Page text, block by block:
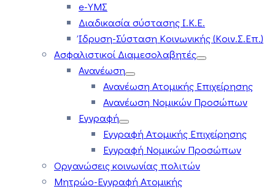
e-ΥΜΣ
Διαδικασία σύστασης Ι.Κ.Ε.
Ίδρυση-Σύσταση Κοινωνικής (Κοιν.Σ.Επ.)
Ασφαλιστικοί Διαμεσολαβητές
Ανανέωση
Ανανέωση Ατομικής Επιχείρησης
Ανανέωση Νομικών Προσώπων
Εγγραφή
Εγγραφή Ατομικής Επιχείρησης
Εγγραφή Νομικών Προσώπων
Οργανώσεις κοινωνίας πολιτών
Μητρώο-Εγγραφή Ατομικής